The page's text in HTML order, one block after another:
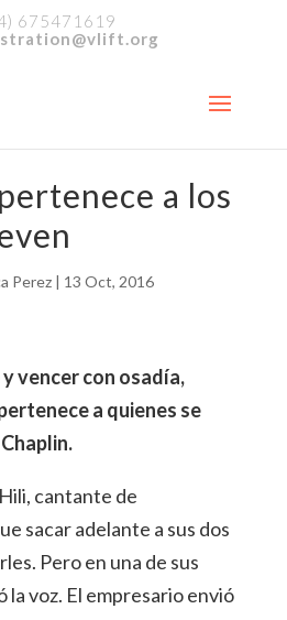
675471619
a los
Perez| 13 Oct, 2016
vencer con osadía,
a quienes se
cantante de
sacar adelante a sus dos
Pero en una de sus
la voz. El empresario envió